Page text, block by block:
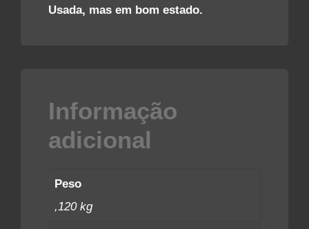
Usada, mas em bom estado.
Informação
adicional
Peso
,120 kg